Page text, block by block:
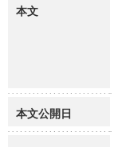
本文
本文公開日